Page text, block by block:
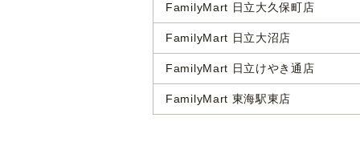
FamilyMart 日立大久保町店
FamilyMart 日立大沼店
FamilyMart 日立けやき通店
FamilyMart 東海駅東店